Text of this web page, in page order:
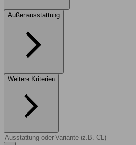
Außenausstattung
Weitere Kriterien